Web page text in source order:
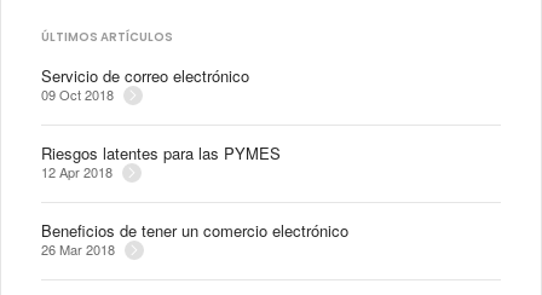
ÚLTIMOS ARTÍCULOS
Servicio de correo electrónico
09 Oct 2018
Riesgos latentes para las PYMES
12 Apr 2018
Beneficios de tener un comercio electrónico
26 Mar 2018